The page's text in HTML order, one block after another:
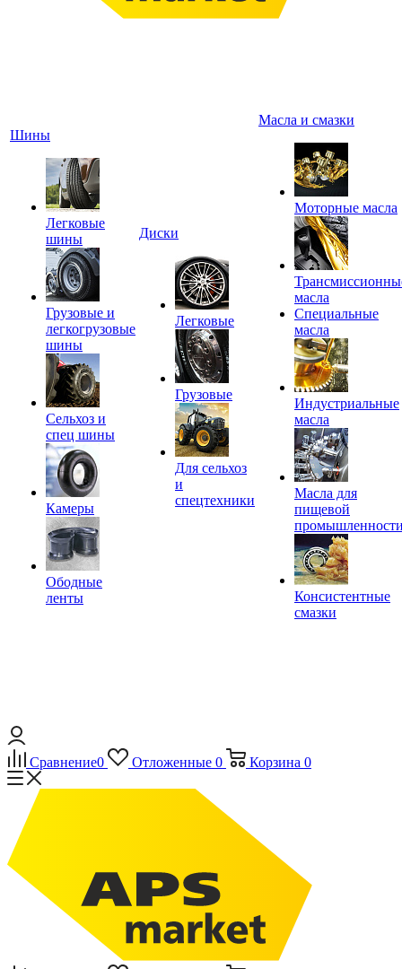
Шины
Легковые
шины
Грузовые и
легкогрузовые
шины
Сельхоз и
спец шины
Камеры
Ободные
ленты
Диски
Легковые
Грузовые
Для сельхоз
и
спецтехники
Масла и смазки
Моторные масла
масла
Специальные
масла
Индустриальные
масла
Масла для
пищевой
Консистентные
смазки
Сравнение0 Отложенные 0 Корзина 0